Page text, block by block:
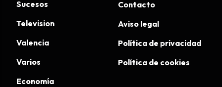
Sucesos
Television
Valencia
Varios
Economía
Contacto
Aviso legal
Política de privacidad
Política de cookies